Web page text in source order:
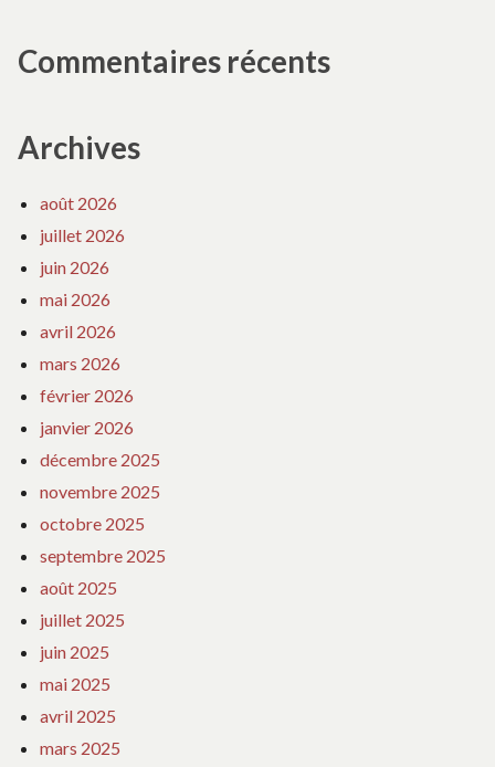
Commentaires récents
Archives
août 2026
juillet 2026
juin 2026
mai 2026
avril 2026
mars 2026
février 2026
janvier 2026
décembre 2025
novembre 2025
octobre 2025
septembre 2025
août 2025
juillet 2025
juin 2025
mai 2025
avril 2025
mars 2025